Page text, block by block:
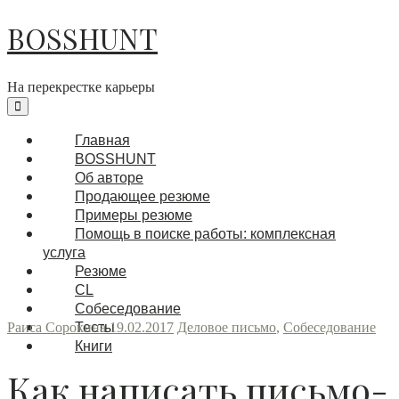
BOSSHUNT
На перекрестке карьеры
Главная
BOSSHUNT
Об авторе
Продающее резюме
Примеры резюме
Помощь в поиске работы: комплексная
услуга
Резюме
CL
Собеседование
Тесты
Книги
Раиса Сорокина19.02.2017 Деловое письмо, Собеседование
Как написать письмо-